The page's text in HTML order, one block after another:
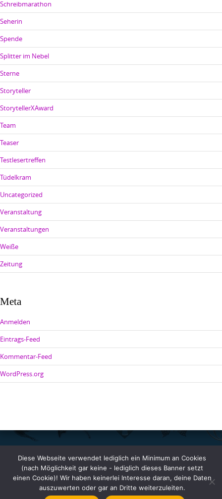
Schreibmarathon
Seherin
Spende
Splitter im Nebel
Sterne
Storyteller
StorytellerXAward
Team
Teaser
Testlesertreffen
Tüdelkram
Uncategorized
Veranstaltung
Veranstaltungen
Weiße
Zeitung
Meta
Anmelden
Eintrags-Feed
Kommentar-Feed
WordPress.org
Copyright © 2026 Johanna Benden. All rights reserved.
Diese Webseite verwendet lediglich ein Minimum an Cookies
(nach Möglichkeit gar keine - lediglich dieses Banner setzt
einen Cookie)! Wir haben keinerlei Interesse daran, deine Daten
auszuwerten oder gar an Dritte weiterzuleiten.